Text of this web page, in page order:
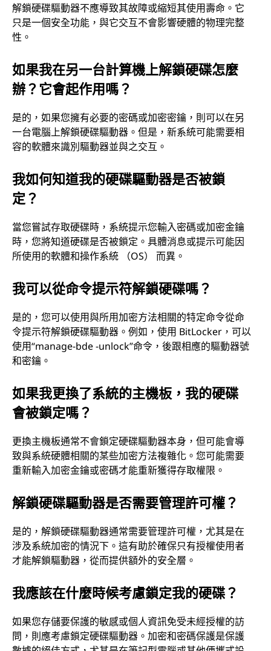
解鎖硬碟驅動器不應導致其故障或縮短其使用壽命。它
只是一個安全功能，與它交互不會影響硬體的物理完整
性。
如果我在另一台計算機上解鎖硬碟怎麼
辦？它會起作用嗎？
是的，如果您擁有必要的密碼或加密密鑰，則可以在另
一台電腦上解鎖硬碟驅動器。但是，新系統可能需要相
容的軟體來識別驅動器並與之交互。
我如何知道我的硬碟驅動器是否被鎖
定？
當您嘗試存取硬碟時，系統提示您輸入密碼或加密金鑰
時，您將知道硬碟是否被鎖定。具體消息或提示可能因
所使用的軟體和操作系統 （OS） 而異。
我可以從命令提示符解鎖硬碟嗎？
是的，您可以使用與所用加密方法相關的特定命令從命
令提示符解鎖硬碟驅動器。例如，使用 BitLocker，可以
使用“manage-bde -unlock”命令，後跟相應的驅動器號
和密鑰。
如果我更換了系統的主機板，我的硬碟
會被鎖定嗎？
更換主機板通常不會鎖定硬碟驅動器本身，但可能會導
致與系統硬體相關的某些加密方法複雜化。您可能需要
重新輸入加密金鑰或密碼才能重新獲得存取權限。
解鎖硬碟驅動器是否需要管理許可權？
是的，解鎖硬碟驅動器通常需要管理許可權，尤其是在
涉及系統加密的情況下。這有助於確保只有授權使用者
才能解鎖驅動器，從而提供額外的安全層。
我應該在什麼時候考慮鎖定我的硬碟？
如果您存儲要保護的敏感或個人資訊免受未經授權的訪
問，則應考慮鎖定硬碟驅動器。加密和密碼保護是保護